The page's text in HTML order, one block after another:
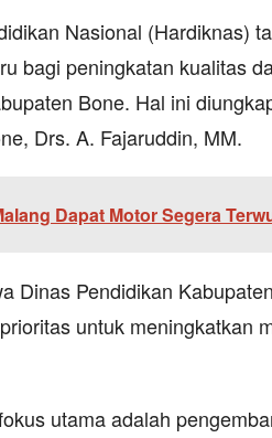
Nasional (Hardiknas)
bagi peningkatan kualitas
Bone. Hal ini
Drs. A. Fajaruddin, MM.
Dapat Motor Segera
Dinas Pendidikan
untuk meningkatkan
utama adalah